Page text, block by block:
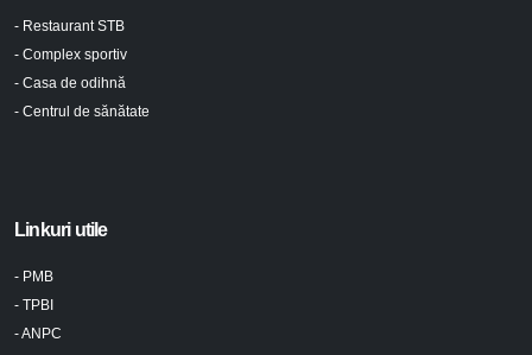
- Restaurant STB
- Complex sportiv
- Casa de odihnă
- Centrul de sănătate
Linkuri utile
- PMB
- TPBI
- ANPC